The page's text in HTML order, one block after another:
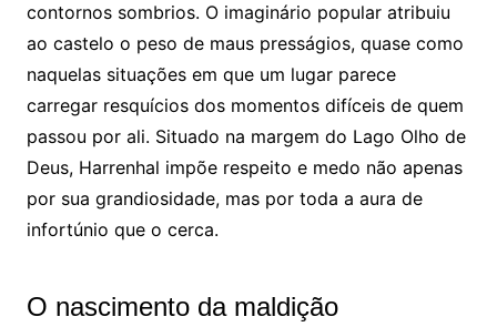
contornos sombrios. O imaginário popular atribuiu
ao castelo o peso de maus presságios, quase como
naquelas situações em que um lugar parece
carregar resquícios dos momentos difíceis de quem
passou por ali. Situado na margem do Lago Olho de
Deus, Harrenhal impõe respeito e medo não apenas
por sua grandiosidade, mas por toda a aura de
infortúnio que o cerca.
O nascimento da maldição